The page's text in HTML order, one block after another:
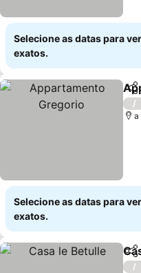
Selecione as datas para
exatos.
/
a
Selecione as datas para
exatos.
/